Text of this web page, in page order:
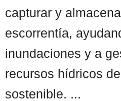
capturar y
escorrentía,
inundaciones y a
recursos hídricos
sostenible. ...